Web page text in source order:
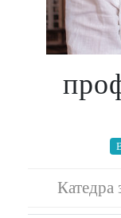
Катедра